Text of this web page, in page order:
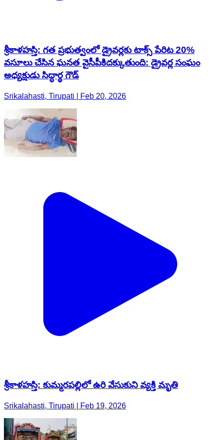
శ్రీకాళహస్తి: గత ప్రభుత్వంలో డ్రైవర్లకు టాక్స్ పేరిట 20%
వసూలు చేసిన ఘనత వైసీపీకిదక్కుతుంది: డ్రైవర్ల సంఘం
అధ్యక్షుడు సిద్ధార్థ గౌడ్
Srikalahasti, Tirupati | Feb 20, 2026
శ్రీకాళహస్తి: కుమ్మరపల్లిలో ఉరి వేసుకుని వ్యక్తి మృతి
Srikalahasti, Tirupati | Feb 19, 2026